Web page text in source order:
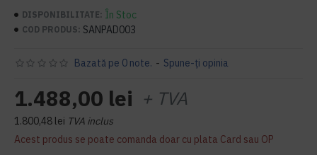
DISPONIBILITATE: În Stoc
COD PRODUS: SANPAD003
Bazată pe 0 note. - Spune-ţi opinia
1.488,00 lei + TVA
1.800,48 lei TVA inclus
Acest produs se poate comanda doar cu plata Card sau OP